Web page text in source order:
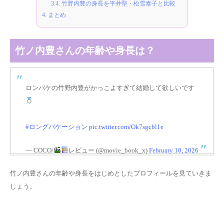
3.4. 竹野内豊の身長を平井堅・松雪泰子と比較
4. まとめ
竹ノ内豊さんの年齢や身長は？
ロンバケの竹野内豊がかっこよすぎて結婚して欲しいです
#ロングバケーション pic.twitter.com/Ok7sgcbl1e
— COCO/ レビュー (@movie_book_x) February 10, 2026
竹ノ内豊さんの年齢や身長をはじめとしたプロフィールを見ていきま
しょう。